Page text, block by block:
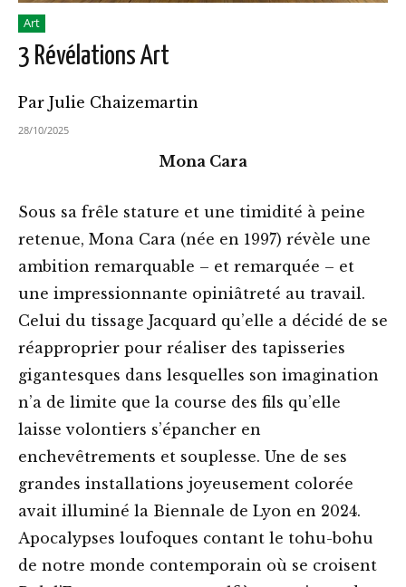
Art
3 Révélations Art
Par Julie Chaizemartin
28/10/2025
Mona Cara
Sous sa frêle stature et une timidité à peine
retenue, Mona Cara (née en 1997) révèle une
ambition remarquable – et remarquée – et
une impressionnante opiniâtreté au travail.
Celui du tissage Jacquard qu’elle a décidé de se
réapproprier pour réaliser des tapisseries
gigantesques dans lesquelles son imagination
n’a de limite que la course des fils qu’elle
laisse volontiers s’épancher en
enchevêtrements et souplesse. Une de ses
grandes installations joyeusement colorée
avait illuminé la Biennale de Lyon en 2024.
Apocalypses loufoques contant le tohu-bohu
de notre monde contemporain où se croisent